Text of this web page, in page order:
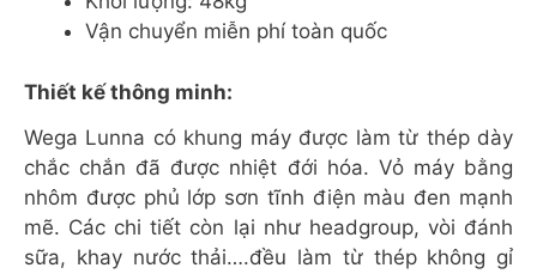
Vận chuyển miễn phí toàn quốc
Thiết kế thông minh:
Wega Lunna có khung máy được làm từ thép dày
chắc chắn đã được nhiệt đới hóa. Vỏ máy bằng
nhôm được phủ lớp sơn tĩnh điện màu đen mạnh
mẽ. Các chi tiết còn lại như headgroup, vòi đánh
sữa, khay nước thải….đều làm từ thép không gỉ